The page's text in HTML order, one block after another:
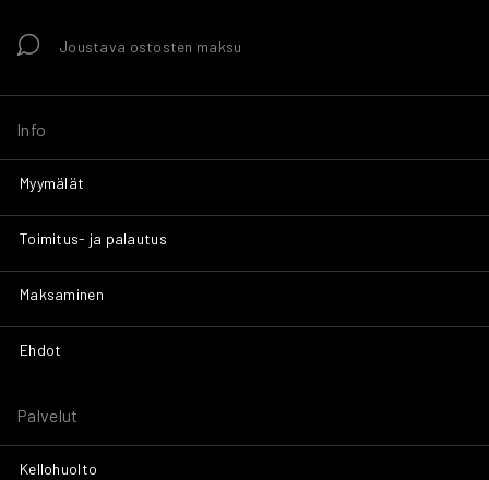
Joustava ostosten maksu
Info
Myymälät
Toimitus- ja palautus
Maksaminen
Ehdot
Palvelut
Kellohuolto